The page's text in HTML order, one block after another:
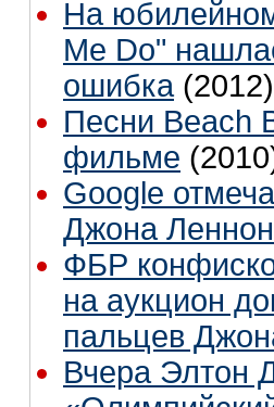
На
Me Do"
ошибка (2012)
Песни Beach
фильме
Google
Джона
ФБР
на аукцион
пальцев
Вчера Элтон